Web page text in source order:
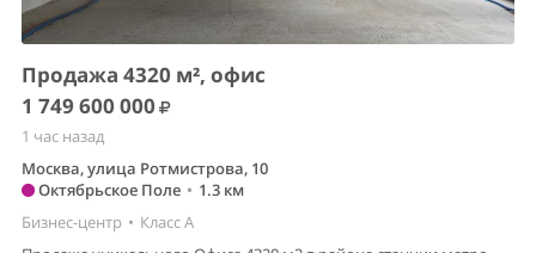
Продажа 4320 м², офис
1 749 600 000
1 час назад
Москва, улица Ротмистрова, 10
Октябрьское Поле • 1.3 км
Бизнес-центр • Класс A